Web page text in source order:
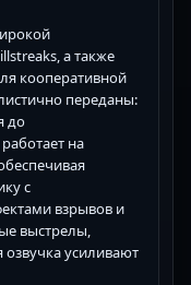
а также
кооперативной
переданы:
до
на
с
взрывов и
выстрелы,
озвучка усиливают